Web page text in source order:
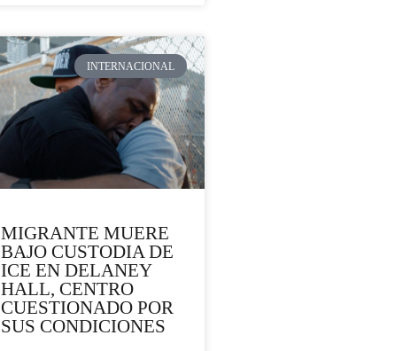
INTERNACIONAL
MIGRANTE MUERE
BAJO CUSTODIA DE
ICE EN DELANEY
HALL, CENTRO
CUESTIONADO POR
SUS CONDICIONES